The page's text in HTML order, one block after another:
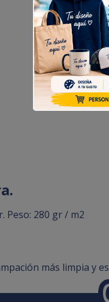
Peso: 280 gr / m2
más limpia y